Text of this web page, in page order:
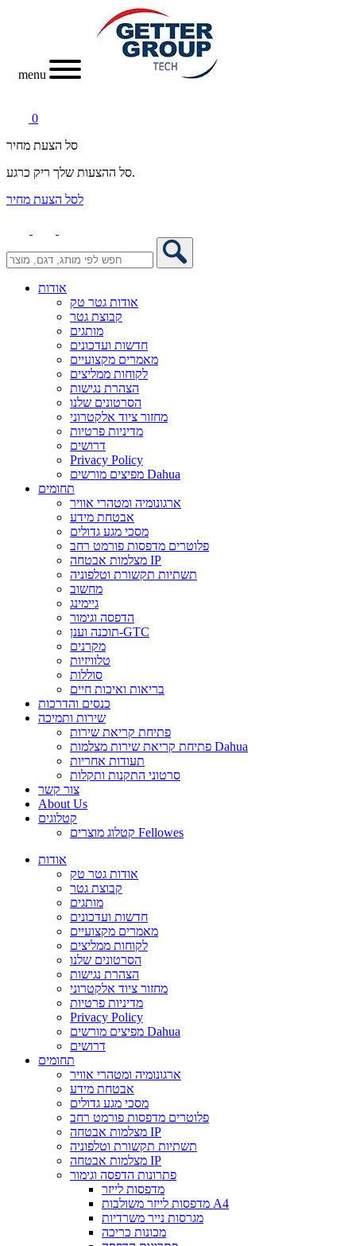
menu
0
סל הצעת מחיר
סל ההצעות שלך ריק כרגע.
לסל הצעת מחיר
אודות
אודות גטר טק
קבוצת גטר
מותגים
חדשות ועדכונים
מאמרים מקצועיים
לקוחות ממליצים
הצהרת נגישות
הסרטונים שלנו
מחזור ציוד אלקטרוני
מדיניות פרטיות
דרושים
Privacy Policy
מפיצים מורשים Dahua
תחומים
ארגונומיה ומטהרי אוויר
אבטחת מידע
מסכי מגע גדולים
פלוטרים מדפסות פורמט רחב
מצלמות אבטחה IP
תשתיות תקשורת וטלפוניה
מחשוב
גיימינג
הדפסה וגימור
תוכנה וענן-GTC
מקרנים
טלוויזיות
סוללות
בריאות ואיכות חיים
כנסים והדרכות
שירות ותמיכה
פתיחת קריאת שירות
פתיחת קריאת שירות מצלמות Dahua
תעודות אחריות
סרטוני התקנות ותקלות
צור קשר
About Us
קטלוגים
קטלוג מוצרים Fellowes
אודות
אודות גטר טק
קבוצת גטר
מותגים
חדשות ועדכונים
מאמרים מקצועיים
לקוחות ממליצים
הסרטונים שלנו
הצהרת נגישות
מחזור ציוד אלקטרוני
מדיניות פרטיות
Privacy Policy
מפיצים מורשים Dahua
דרושים
תחומים
ארגונומיה ומטהרי אוויר
אבטחת מידע
מסכי מגע גדולים
פלוטרים מדפסות פורמט רחב
מצלמות אבטחה IP
תשתיות תקשורת וטלפוניה
מצלמות אבטחה IP
פתרונות הדפסה וגימור
מדפסות לייזר
מדפסות לייזר משולבות A4
מגרסות נייר משרדיות
מכונות כריכה